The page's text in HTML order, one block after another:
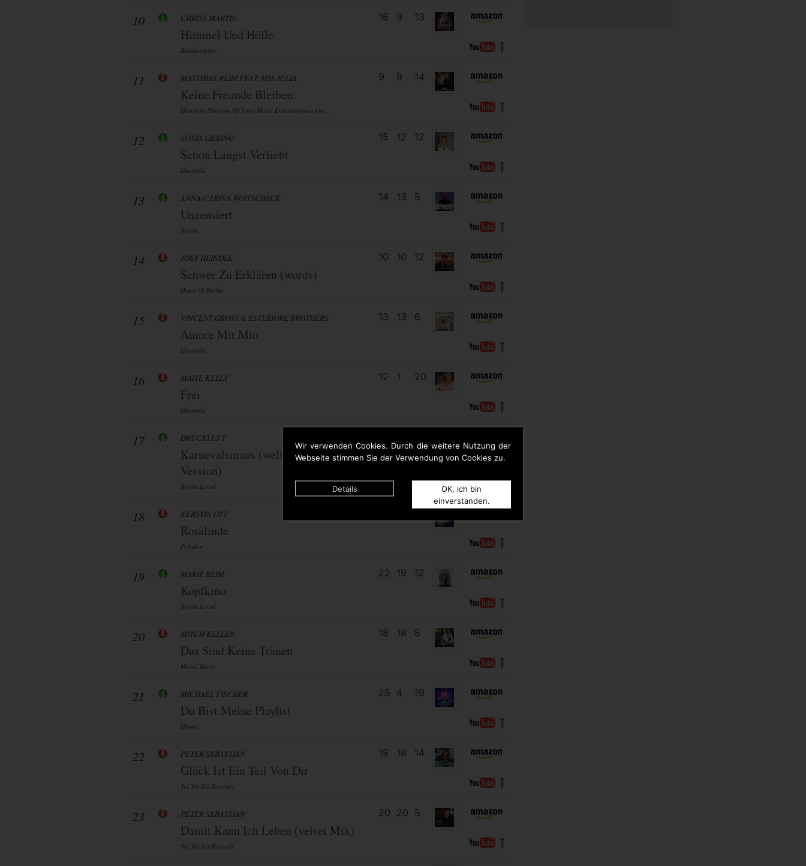
Wir verwenden Cookies. Durch die weitere Nutzung der
Webseite stimmen Sie der Verwendung von Cookies zu.
Details
OK, ich bin
einverstanden.
10 CHRISS MARTIN
Himmel Und Hölle
Beatdesigner
16 9 13
11 MATTHIAS REIM FEAT. MIA JULIA
Keine Freunde Bleiben
Hansa (a Division Of Sony Music Entertainment Ge ...
9 9 14
12 SONIA LIEBING
Schon Längst Verliebt
Electrola
15 12 12
13 ANNA-CARINA WOITSCHACK
Unzensiert
Ariola
14 13 5
14 JOEY HEINDLE
Schwer Zu Erklären (words)
Heart Of Berlin
10 10 12
15 VINCENT GROSS & ESTERIORE BROTHERS
Amore Mit Mio
Electrola
13 13 6
16 MAITE KELLY
Frei
Electrola
12 1 20
17 DRUCKLUFT
Karnevalsmaus (weltmeistermaus
Version)
Ariola Local
18 KERSTIN OTT
Rosalinde
Polydor
19 MARIE REIM
Kopfkino
Ariola Local
22 19 12
20 MITCH KELLER
Das Sind Keine Tränen
Meisel Music
18 18 8
21 MICHAEL FISCHER
Du Bist Meine Playlist
Hitmix
25 4 19
22 PETER SEBASTIAN
Glück Ist Ein Teil Von Dir
Toi Toi Toi Records
19 18 14
23 PETER SEBASTIAN
Damit Kann Ich Leben (velvet Mix)
Toi Toi Toi Records
20 20 5